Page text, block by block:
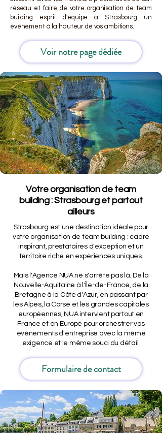
réseau et faire de votre organisation de team
building esprit d'équipe à Strasbourg un
événement à la hauteur de vos ambitions.
Voir notre page dédiée
Votre organisation de team
building : Strasbourg et partout
ailleurs
Strasbourg est une destination idéale pour
votre organisation de team building : cadre
inspirant, prestataires d'exception et un
territoire riche en expériences uniques.
Mais l'Agence NUA ne s'arrête pas là. De la
Nouvelle-Aquitaine à l'Île-de-France, de la
Bretagne à la Côte d'Azur, en passant par
les Alpes, la Corse et les grandes capitales
européennes, NUA intervient partout en
France et en Europe pour orchestrer vos
événements d'entreprise avec la même
exigence et le même souci du détail.
Formulaire de contact